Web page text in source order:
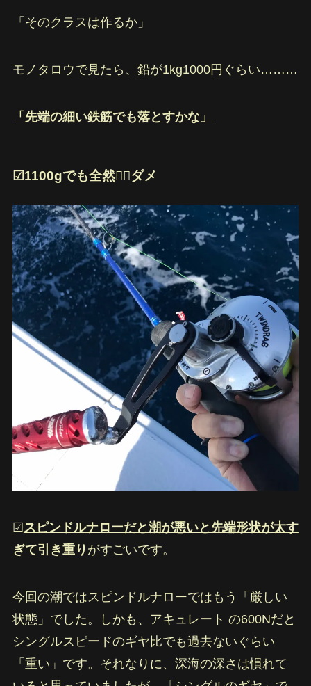
「そのクラスは作るか」
モノタロウで見たら、鉛が1kg1000円ぐらい………
「先端の細い鉄筋でも落とすかな」
☑︎1100gでも全然🙅‍♂️ダメ
☑︎スピンドルナローだと潮が悪いと先端形状が太す
ぎて引き重り がすごいです。
今回の潮ではスピンドルナローではもう「厳しい
状態」でした。しかも、アキュレート の600Nだと
シングルスピードのギヤ比でも過去ないぐらい
「重い」です。それなりに、深海の深さは慣れて